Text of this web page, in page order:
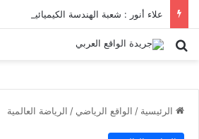
بحث عن
الرئيسية / الواقع الرياضي / الرياضة العالمية